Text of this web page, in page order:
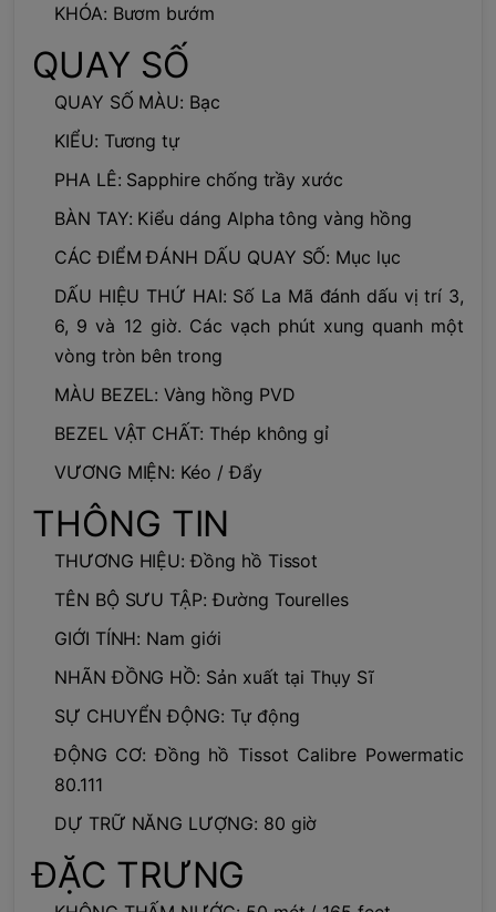
KHÓA: Bươm bướm
QUAY SỐ
QUAY SỐ MÀU: Bạc
KIỂU: Tương tự
PHA LÊ: Sapphire chống trầy xước
BÀN TAY: Kiểu dáng Alpha tông vàng hồng
CÁC ĐIỂM ĐÁNH DẤU QUAY SỐ: Mục lục
DẤU HIỆU THỨ HAI: Số La Mã đánh dấu vị trí 3,
6, 9 và 12 giờ. Các vạch phút xung quanh một
vòng tròn bên trong
MÀU BEZEL: Vàng hồng PVD
BEZEL VẬT CHẤT: Thép không gỉ
VƯƠNG MIỆN: Kéo / Đẩy
THÔNG TIN
THƯƠNG HIỆU: Đồng hồ Tissot
TÊN BỘ SƯU TẬP: Đường Tourelles
GIỚI TÍNH: Nam giới
NHÃN ĐỒNG HỒ: Sản xuất tại Thụy Sĩ
SỰ CHUYỂN ĐỘNG: Tự động
ĐỘNG CƠ: Đồng hồ Tissot Calibre Powermatic
80.111
DỰ TRỮ NĂNG LƯỢNG: 80 giờ
ĐẶC TRƯNG